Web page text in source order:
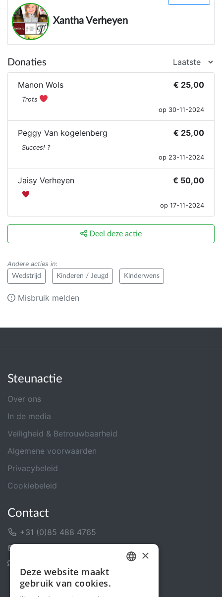
Xantha Verheyen
Donaties
Manon Wols € 25,00
Trots
op 30-11-2024
Peggy Van kogelenberg € 25,00
Succes! ?
op 23-11-2024
Jaisy Verheyen € 50,00
op 17-11-2024
Deel deze actie
Andere acties in:
Wedstrijd Kinderen / Jeugd Kinderwens
Misbruik melden
Steunactie
Over ons
In de media
Veiligheid & Betrouwbaarheid
Algemene voorwaarden
Privacybeleid
Cookiebeleid
Contact
+31 (0)85 488 4765
×
Deze website maakt
gebruik van cookies.